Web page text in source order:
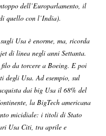
dell’Europarlamento, il
quello con l’India).
Usa è enorme, ma, ricorda
di linea negli anni Settanta.
da torcere a Boeing. E poi
degli Usa. Ad esempio, sul
dai big Usa il 68% del
la BigTech americana
micidiale: i titoli di Stato
Usa Citi, tra aprile e